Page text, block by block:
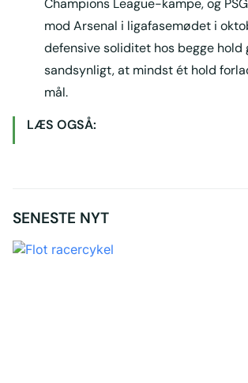
Champions League-kampe, og
mod Arsenal i ligafasemødet i
defensive soliditet hos begge hold
sandsynligt, at mindst ét hold
mål.
LÆS OGSÅ:
SENESTE NYT